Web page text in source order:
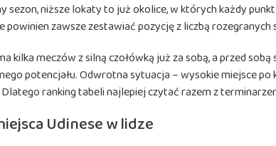
sezon, niższe lokaty to już okolice, w których każdy
powinien zawsze zestawiać pozycję z liczbą
kilka meczów z silną czołówką już za sobą, a przed
potencjału. Odwrotna sytuacja – wysokie miejsce po
ranking tabeli najlepiej czytać razem z
Udinese w lidze